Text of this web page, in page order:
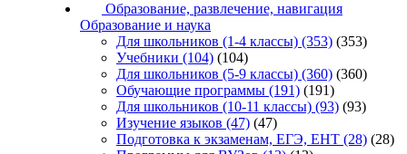
Образование, развлечение, навигация
Образование и наука
Для школьников (1-4 классы) (353) (353)
Учебники (104) (104)
Для школьников (5-9 классы) (360) (360)
Обучающие программы (191) (191)
Для школьников (10-11 классы) (93) (93)
Изучение языков (47) (47)
Подготовка к экзаменам, ЕГЭ, ЕНТ (28) (28)